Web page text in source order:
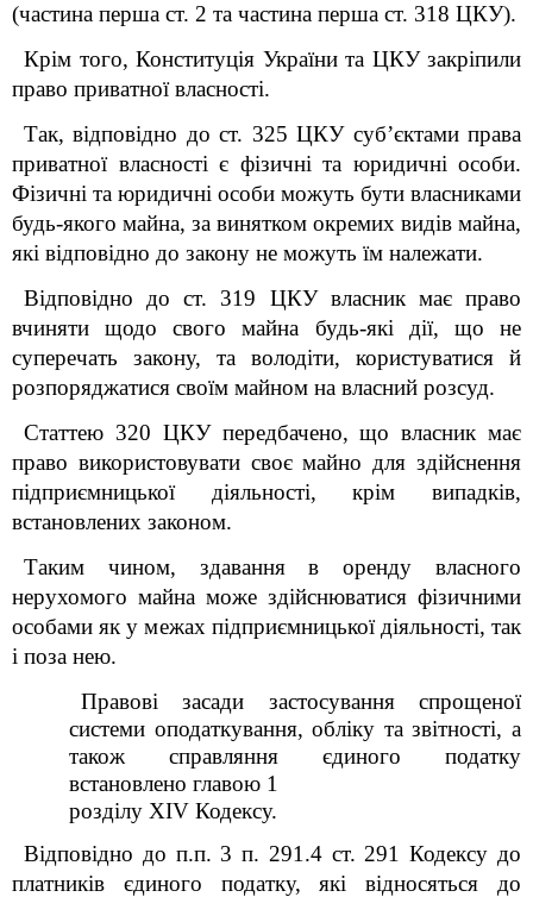
(частина перша ст. 2 та частина перша ст. 318 ЦКУ).
Крім того, Конституція України та ЦКУ закріпили
право приватної власності.
Так, відповідно до ст. 325 ЦКУ суб’єктами права
приватної власності є фізичні та юридичні особи.
Фізичні та юридичні особи можуть бути власниками
будь-якого майна, за винятком окремих видів майна,
які відповідно до закону не можуть їм належати.
Відповідно до ст. 319 ЦКУ власник має право
вчиняти щодо свого майна будь-які дії, що не
суперечать закону, та володіти, користуватися й
розпоряджатися своїм майном на власний розсуд.
Статтею 320 ЦКУ передбачено, що власник має
право використовувати своє майно для здійснення
підприємницької діяльності, крім випадків,
встановлених законом.
Таким чином, здавання в оренду власного
нерухомого майна може здійснюватися фізичними
особами як у межах підприємницької діяльності, так
і поза нею.
Правові засади застосування спрощеної
системи оподаткування, обліку та звітності, а
також справляння єдиного податку
встановлено главою 1
розділу XIV Кодексу.
Відповідно до п.п. 3 п. 291.4 ст. 291Кодексу до
платників єдиного податку, які відносяться до